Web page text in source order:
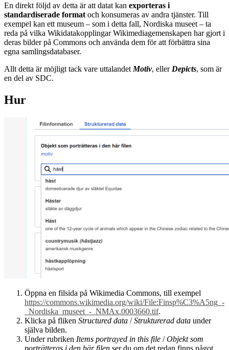
En direkt följd av detta är att datat kan exporteras i
standardiserade formatoch konsumeras av andra tjänster. Till
exempel kan ett museum – som i detta fall, Nordiska museet – ta
reda på vilka Wikidatakopplingar Wikimediagemenskapen har gjort i
deras bilder på Commons och använda dem för att förbättra sina
egna samlingsdatabaser.
Allt detta är möjligt tack vare uttalandetMotiv, ellerDepicts, som är
en del av SDC.
Hur
Öppna en filsida på Wikimedia Commons, till exempel
https://commons.wikimedia.org/wiki/File:Finsp%C3%A5ng_-
_Nordiska_museet_-_NMAx.0003660.tif.
Klicka på fliken Structured data /Strukturerad data under
själva bilden.
Under rubriken Items portrayed in this file /Objekt som